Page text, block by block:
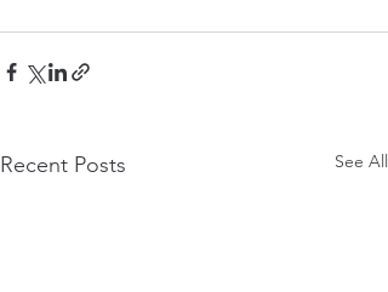
Recent Posts See All